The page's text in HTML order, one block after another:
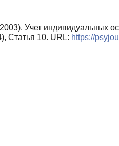
Учет индивидуальных
Статья 10. URL: https://